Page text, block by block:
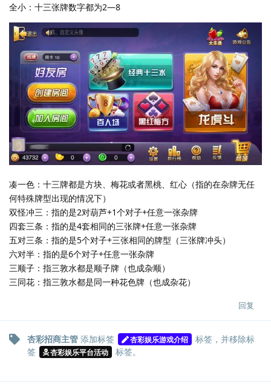
全小：十三张牌数字都为2—8
凑一色：十三牌都是方块、梅花或者黑桃、红心（指的在杂牌无任
何特殊牌型出现的情况下）
双怪冲三：指的是2对葫芦+1个对子+任意一张杂牌
四套三条：指的是4套相同的三张牌+任意一张杂牌
五对三条：指的是5个对子+三张相同的牌型（三张牌冲头）
六对半：指的是6个对子+任意一张杂牌
三顺子：指三敦水都是顺子牌（也成杂顺）
三同花：指三敦水都是同一种花色牌（也成杂花）
回复
杏彩招商主管 添加标签 杏彩娱乐游戏介绍 标签，并移除标
签
杏彩娱乐平台活动 标签。